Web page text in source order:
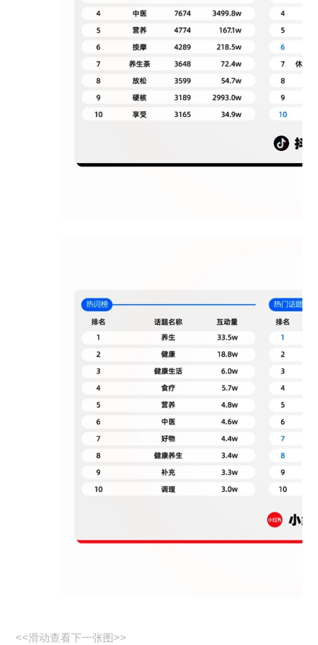
<<滑动查看下一张图>>